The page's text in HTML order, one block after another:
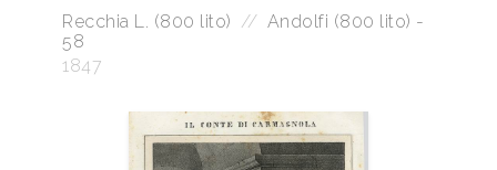
Recchia L. (800 lito) // Andolfi (800 lito) -
58
1847